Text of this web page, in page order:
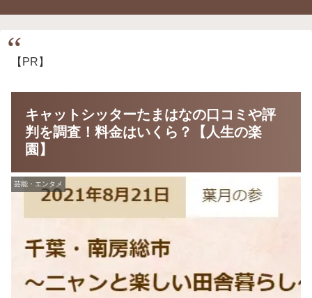
【PR】
キャットシッターたまはなの口コミや評
判を調査！料金はいくら？【人生の楽
園】
芸能・エンタメ